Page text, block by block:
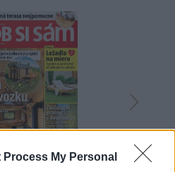
Process My Personal